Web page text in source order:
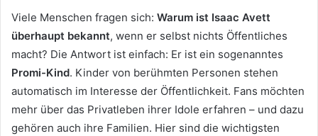
Viele Menschen fragen sich: Warum ist Isaac Avett
überhaupt bekannt, wenn er selbst nichts Öffentliches
macht? Die Antwort ist einfach: Er ist ein sogenanntes
Promi-Kind. Kinder von berühmten Personen stehen
automatisch im Interesse der Öffentlichkeit. Fans möchten
mehr über das Privatleben ihrer Idole erfahren – und dazu
gehören auch ihre Familien. Hier sind die wichtigsten